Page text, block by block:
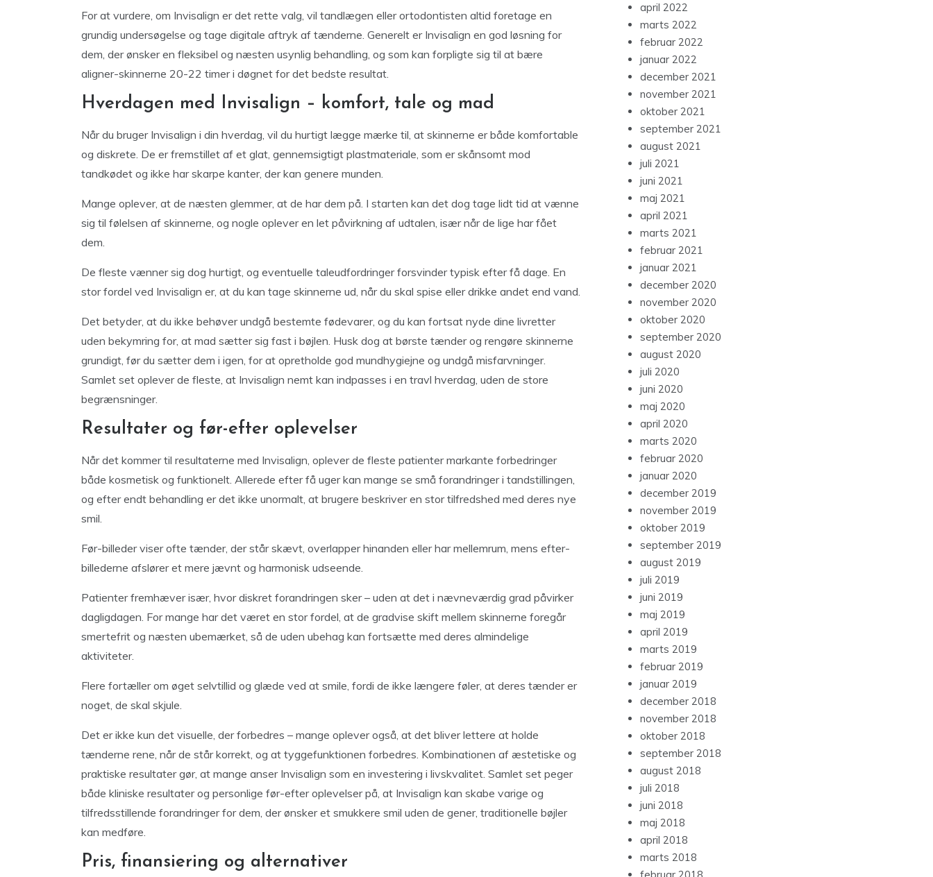
For at vurdere, om Invisalign er det rette valg, vil tandlægen eller ortodontisten altid foretage en
grundig undersøgelse og tage digitale aftryk af tænderne. Generelt er Invisalign en god løsning for
dem, der ønsker en fleksibel og næsten usynlig behandling, og som kan forpligte sig til at bære
aligner-skinnerne 20-22 timer i døgnet for det bedste resultat.
Hverdagen med Invisalign – komfort, tale og mad
Når du bruger Invisalign i din hverdag, vil du hurtigt lægge mærke til, at skinnerne er både komfortable
og diskrete. De er fremstillet af et glat, gennemsigtigt plastmateriale, som er skånsomt mod
tandkødet og ikke har skarpe kanter, der kan genere munden.
Mange oplever, at de næsten glemmer, at de har dem på. I starten kan det dog tage lidt tid at vænne
sig til følelsen af skinnerne, og nogle oplever en let påvirkning af udtalen, især når de lige har fået
dem.
De fleste vænner sig dog hurtigt, og eventuelle taleudfordringer forsvinder typisk efter få dage. En
stor fordel ved Invisalign er, at du kan tage skinnerne ud, når du skal spise eller drikke andet end vand.
Det betyder, at du ikke behøver undgå bestemte fødevarer, og du kan fortsat nyde dine livretter
uden bekymring for, at mad sætter sig fast i bøjlen. Husk dog at børste tænder og rengøre skinnerne
grundigt, før du sætter dem i igen, for at opretholde god mundhygiejne og undgå misfarvninger.
Samlet set oplever de fleste, at Invisalign nemt kan indpasses i en travl hverdag, uden de store
begrænsninger.
Resultater og før-efter oplevelser
Når det kommer til resultaterne med Invisalign, oplever de fleste patienter markante forbedringer
både kosmetisk og funktionelt. Allerede efter få uger kan mange se små forandringer i tandstillingen,
og efter endt behandling er det ikke unormalt, at brugere beskriver en stor tilfredshed med deres nye
smil.
Før-billeder viser ofte tænder, der står skævt, overlapper hinanden eller har mellemrum, mens efter-
billederne afslører et mere jævnt og harmonisk udseende.
Patienter fremhæver især, hvor diskret forandringen sker – uden at det i nævneværdig grad påvirker
dagligdagen. For mange har det været en stor fordel, at de gradvise skift mellem skinnerne foregår
smertefrit og næsten ubemærket, så de uden ubehag kan fortsætte med deres almindelige
aktiviteter.
Flere fortæller om øget selvtillid og glæde ved at smile, fordi de ikke længere føler, at deres tænder er
noget, de skal skjule.
Det er ikke kun det visuelle, der forbedres – mange oplever også, at det bliver lettere at holde
tænderne rene, når de står korrekt, og at tyggefunktionen forbedres. Kombinationen af æstetiske og
praktiske resultater gør, at mange anser Invisalign som en investering i livskvalitet. Samlet set peger
både kliniske resultater og personlige før-efter oplevelser på, at Invisalign kan skabe varige og
tilfredsstillende forandringer for dem, der ønsker et smukkere smil uden de gener, traditionelle bøjler
kan medføre.
Pris, finansiering og alternativer
april 2022
marts 2022
februar 2022
januar 2022
december 2021
november 2021
oktober 2021
september 2021
august 2021
juli 2021
juni 2021
maj 2021
april 2021
marts 2021
februar 2021
januar 2021
december 2020
november 2020
oktober 2020
september 2020
august 2020
juli 2020
juni 2020
maj 2020
april 2020
marts 2020
februar 2020
januar 2020
december 2019
november 2019
oktober 2019
september 2019
august 2019
juli 2019
juni 2019
maj 2019
april 2019
marts 2019
februar 2019
januar 2019
december 2018
november 2018
oktober 2018
september 2018
august 2018
juli 2018
juni 2018
maj 2018
april 2018
marts 2018